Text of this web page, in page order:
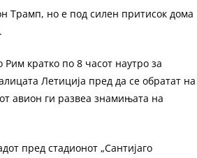
Трамп, но е под силен притисок дома
кратко по 8 часот наутро за
Летиција пред да се обратат на
авион ги развеа знамињата на
пред стадионот „Сантијаго